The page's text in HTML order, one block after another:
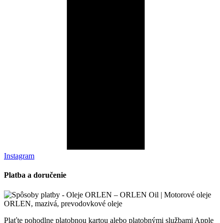
Instagram
Platba a doručenie
Plaťte pohodlne platobnou kartou alebo platobnými službami Apple